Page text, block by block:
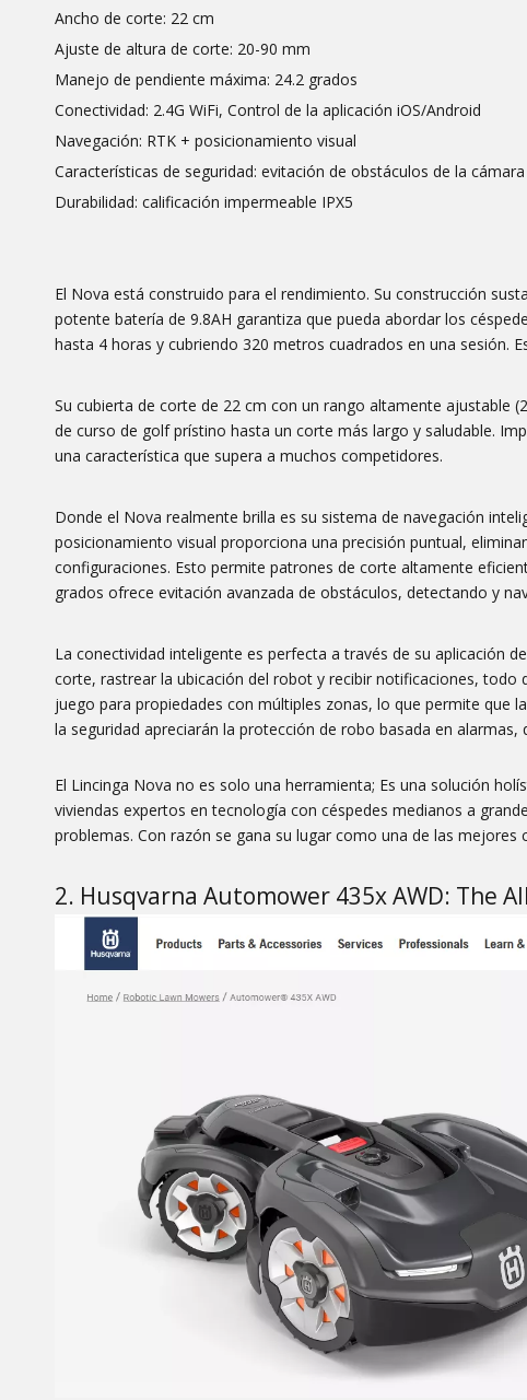
Ancho de corte: 22 cm
Ajuste de altura de corte: 20-90 mm
Manejo de pendiente máxima: 24.2 grados
Conectividad: 2.4G WiFi, Control de la aplicación iOS/Android
Navegación: RTK + posicionamiento visual
Características de seguridad: evitación de obstáculos de la
Durabilidad: calificación impermeable IPX5
El Nova está construido para el rendimiento. Su construcción
potente batería de 9.8AH garantiza que pueda abordar los
hasta 4 horas y cubriendo 320 metros cuadrados en una sesión.
Su cubierta de corte de 22 cm con un rango altamente ajustable
de curso de golf prístino hasta un corte más largo y saludable.
una característica que supera a muchos competidores.
Donde el Nova realmente brilla es su sistema de navegación
posicionamiento visual proporciona una precisión puntual,
configuraciones. Esto permite patrones de corte altamente
grados ofrece evitación avanzada de obstáculos, detectando y
La conectividad inteligente es perfecta a través de su aplicación
corte, rastrear la ubicación del robot y recibir notificaciones,
juego para propiedades con múltiples zonas, lo que permite que
la seguridad apreciarán la protección de robo basada en alarmas,
El Lincinga Nova no es solo una herramienta; Es una solución
viviendas expertos en tecnología con céspedes medianos a
problemas. Con razón se gana su lugar como una de las mejores
2. Husqvarna Automower 435x AWD: The